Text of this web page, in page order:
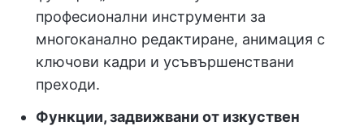
професионални инструменти за
многоканално редактиране, анимация с
ключови кадри и усъвършенствани
преходи.
Функции, задвижвани от изкуствен